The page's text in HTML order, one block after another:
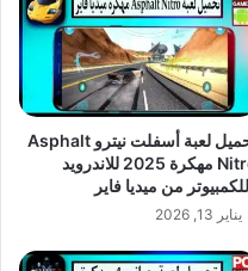
تحميل لعبة أسفلت نيترو Asphalt
Nitro مهكرة 2025 للاندرويد
من ميديا فاير
يناير 13, 2026